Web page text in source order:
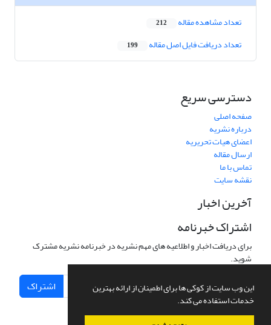
این وب سایت از کوکی ها برای اطمینان از ارائه بهترین
خدمات استفاده می کند.
تعداد مشاهده مقاله 212
تعداد دریافت فایل اصل مقاله 199
دسترسی سریع
صفحه اصلی
درباره نشریه
اعضای هیات تحریریه
ارسال مقاله
تماس با ما
نقشه سایت
آخرین اخبار
اشتراک خبرنامه
برای دریافت اخبار و اطلاعیه های مهم نشریه در خبرنامه نشریه مشترک
شوید.
اشتراک